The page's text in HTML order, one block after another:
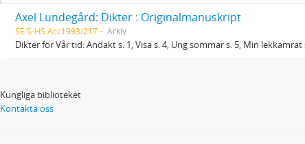
Axel Lundegård: Dikter : Originalmanuskript
SE S-HS Acc1993/217 Arkiv
Dikter för Vår tid: Andakt s. 1, Visa s. 4, Ung sommar s. 5, Min
Kungliga biblioteket
Kontakta oss